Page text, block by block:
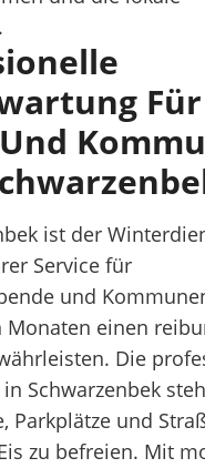
Für
ist der
Service für
und
Monaten einen
Die
Schwarzenbek
Parkplätze und
zu befreien. Mit